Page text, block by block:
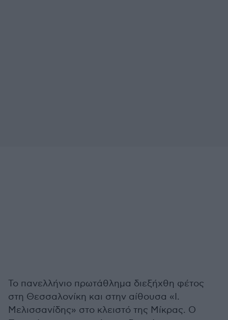
Το πανελλήνιο πρωτάθλημα διεξήχθη φέτος
στη Θεσσαλονίκη και στην αίθουσα «Ι.
Μελισσανίδης» στο κλειστό της Μίκρας. Ο